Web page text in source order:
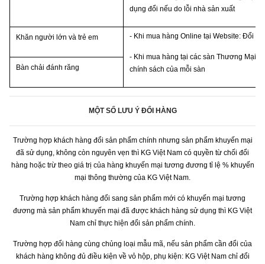
dụng đổi nếu do lỗi nhà sản xuất
Khăn người lớn và trẻ em - Khi mua hàng Online tại Website: Đổi
- Khi mua hàng tại các sàn Thương Mại
chính sách của mỗi sàn
Bàn chải đánh răng
MỘT SỐ LƯU Ý ĐỔI HÀNG
Trường hợp khách hàng đổi sản phẩm chính nhưng sản phẩm khuyến mại
đã sử dụng, không còn nguyên vẹn thì KG Việt Nam có quyền từ chối đổi
hàng hoặc trừ theo giá trị của hàng khuyến mại tương đương tỉ lệ % khuyến
mại thông thường của KG Việt Nam.
Trường hợp khách hàng đổi sang sản phẩm mới có khuyến mại tương
đương mà sản phẩm khuyến mại đã được khách hàng sử dụng thì KG Việt
Nam chỉ thực hiện đổi sản phẩm chính.
Trường hợp đổi hàng cùng chủng loại mẫu mã, nếu sản phẩm cần đổi của
khách hàng không đủ điều kiện về vỏ hộp, phụ kiện: KG Việt Nam chỉ đổi